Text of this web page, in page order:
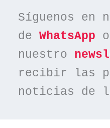
Síguenos en
de WhatsApp
nuestro
recibir las
noticias de